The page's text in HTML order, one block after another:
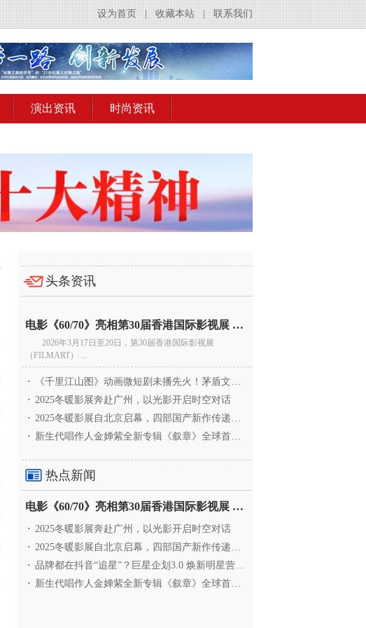
联系我们
收藏本站
设为首页
演出资讯 时尚资讯
头条资讯
电影《60/70》亮相第30届香港国际影视展 冲刺戛纳备
2026年3月17日至20日，第30届香港国际影视展
（FILMART） ...
·
《千里江山图》动画微短剧未播先火！茅盾文学奖IP首
· 2025冬暖影展奔赴广州，以光影开启时空对话
· 2025冬暖影展自北京启幕，四部国产新作传递银幕温情
· 新生代唱作人金婵紫全新专辑《叙章》全球首发，颠覆
热点新闻
电影《60/70》亮相第30届香港国际影视展 冲刺戛纳备
· 2025冬暖影展奔赴广州，以光影开启时空对话
· 2025冬暖影展自北京启幕，四部国产新作传递银幕温情
· 品牌都在抖音“追星”？巨星企划3.0 焕新明星营销，让
· 新生代唱作人金婵紫全新专辑《叙章》全球首发，颠覆